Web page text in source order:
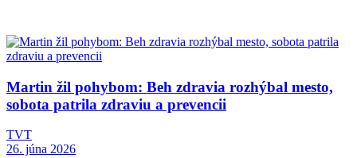
Martin žil pohybom: Beh zdravia rozhýbal mesto,
sobota patrila zdraviu a prevencii
TVT
26. júna 2026